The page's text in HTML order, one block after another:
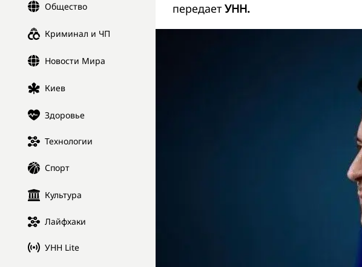
Общество
Криминал и ЧП
Новости Мира
Киев
Здоровье
Технологии
Спорт
Культура
Лайфхаки
УНН Lite
передает УНН.